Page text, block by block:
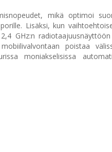
mikä optimoi
Lisäksi, kun
GHz:n
poistaa
moniakselisissa